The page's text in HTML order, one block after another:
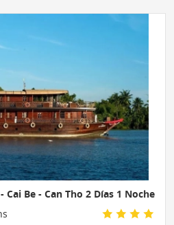
Cai Be - Can Tho 2 Días 1 Noche